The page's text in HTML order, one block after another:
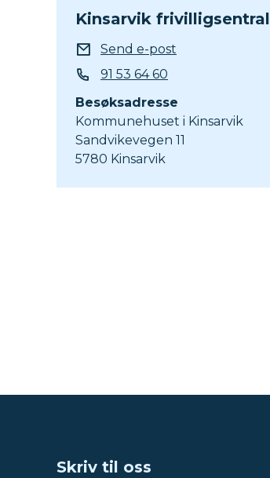
Kinsarvik frivilligsentral
E-postSend e-post
Telefon91 53 64 60
Besøksadresse
Kommunehuset i Kinsarvik
Sandvikevegen 11
5780 Kinsarvik
Skriv til oss